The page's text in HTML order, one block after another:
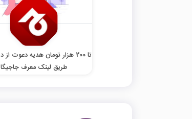
تا 200 هزار تومان هدیه دعوت
طریق لینک معرف جاجیگا